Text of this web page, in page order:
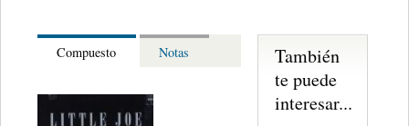
Compuesto Notas
También
te puede
interesar...